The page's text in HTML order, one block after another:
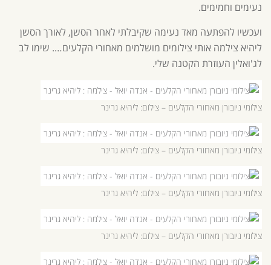
נעימים וחמימים.
ועכשיו להפתעה מאד נעימה שקיבלתי לאחר הסשן, לאורך הסשן
ליהיא צילמה אותי צילומים מושלמים מאחורי הקלעים…. שימו לב
לג'ואלין העוזרת הקטנה שלי.
צילומי ניובורן מאחורי הקלעים – צילום: ליהיא גרינר
צילומי ניובורן מאחורי הקלעים – צילום: ליהיא גרינר
צילומי ניובורן מאחורי הקלעים – צילום: ליהיא גרינר
צילומי ניובורן מאחורי הקלעים – צילום: ליהיא גרינר